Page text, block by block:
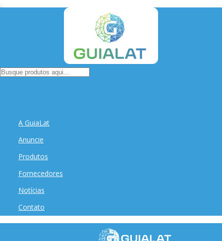
A GuiaLat
Anuncie
Produtos
Fornecedores
Notícias
Contato